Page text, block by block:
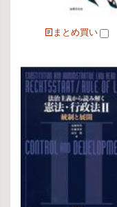
まとめ買い